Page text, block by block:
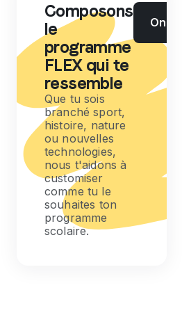
Composons
le
programme
FLEX qui te
ressemble
Que tu sois
branché sport,
histoire, nature
ou nouvelles
technologies,
nous t'aidons à
customiser
comme tu le
souhaites ton
programme
scolaire.
On